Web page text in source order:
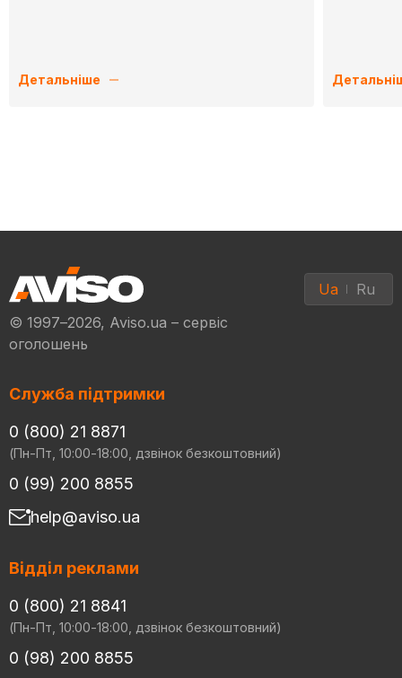
Детальніше
© 1997–2026, Aviso.ua – сервіс
оголошень
Ua Ru
Служба підтримки
0 (800) 21 8871
(Пн-Пт, 10:00-18:00, дзвінок безкоштовний)
0 (99) 200 8855
help@aviso.ua
Відділ реклами
0 (800) 21 8841
(Пн-Пт, 10:00-18:00, дзвінок безкоштовний)
0 (98) 200 8855